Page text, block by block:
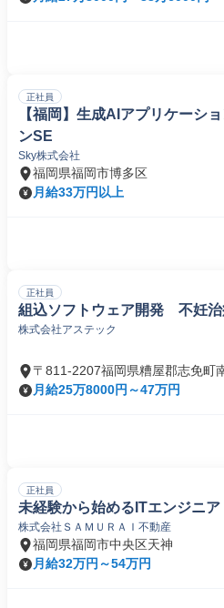
正社員
【福岡】生成AIアプリケーシ
ンSE
Sky株式会社
福岡県福岡市博多区
月給33万円以上
正社員
組込ソフトウェア開発 不妊治
株式会社アステック
〒811-2207福岡県糟屋郡志免町
月給25万8000円～47万円
正社員
未経験から始めるITエンジニア
株式会社ＳＡＭＵＲＡＩ不動産
福岡県福岡市中央区天神
月給32万円～54万円